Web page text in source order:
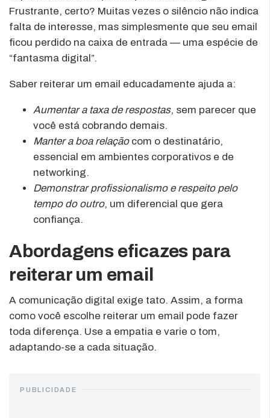
Frustrante, certo? Muitas vezes o silêncio não indica
falta de interesse, mas simplesmente que seu email
ficou perdido na caixa de entrada — uma espécie de
“fantasma digital”.
Saber reiterar um email educadamente ajuda a:
Aumentar a taxa de respostas, sem parecer que
você está cobrando demais.
Manter a boa relaçãocom o destinatário,
essencial em ambientes corporativos e de
networking.
Demonstrar profissionalismo e respeito pelo
tempo do outro, um diferencial que gera
confiança.
Abordagens eficazes para
reiterar um email
A comunicação digital exige tato. Assim, a forma
como você escolhe reiterar um email pode fazer
toda diferença. Use a empatia e varie o tom,
adaptando-se a cada situação.
PUBLICIDADE